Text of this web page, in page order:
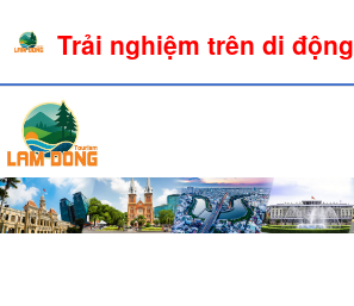
Trải nghiệm trên di động